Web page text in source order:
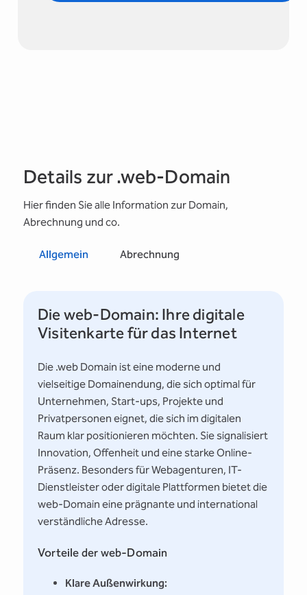
Details zur .web-Domain
Hier finden Sie alle Information zur Domain,
Abrechnung und co.
Allgemein Abrechnung
Die web-Domain: Ihre digitale
Visitenkarte für das Internet
Die .web Domain ist eine moderne und
vielseitige Domainendung, die sich optimal für
Unternehmen, Start-ups, Projekte und
Privatpersonen eignet, die sich im digitalen
Raum klar positionieren möchten. Sie signalisiert
Innovation, Offenheit und eine starke Online-
Präsenz. Besonders für Webagenturen, IT-
Dienstleister oder digitale Plattformen bietet die
web-Domain eine prägnante und international
verständliche Adresse.
Vorteile der web-Domain
Klare Außenwirkung: